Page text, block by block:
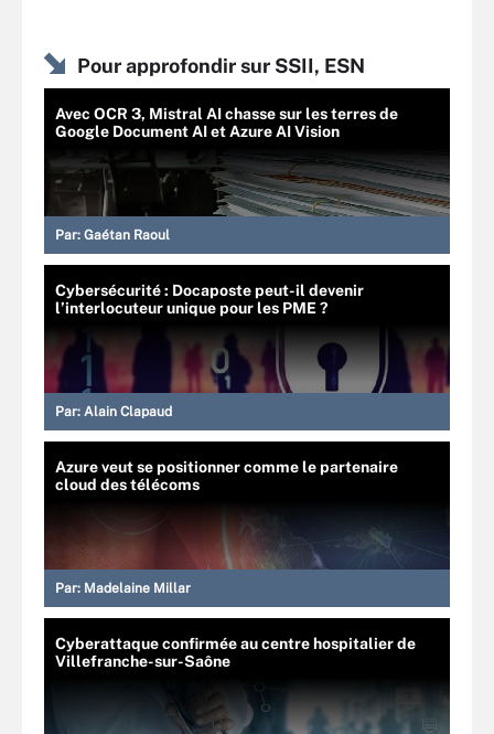
Pour approfondir sur SSII, ESN
Avec OCR 3, Mistral AI chasse sur les terres de
Google Document AI et Azure AI Vision
Par: Gaétan Raoul
Cybersécurité : Docaposte peut-il devenir
l’interlocuteur unique pour les PME ?
Par: Alain Clapaud
Azure veut se positionner comme le partenaire
cloud des télécoms
Par: Madelaine Millar
Cyberattaque confirmée au centre hospitalier de
Villefranche-sur-Saône